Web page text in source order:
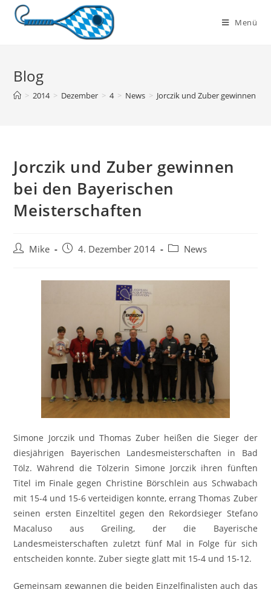
Zum
Inhalt
Menü
Blog
> 2014 > Dezember > 4 > News > Jorczik und Zuber gewinnen
Jorczik und Zuber gewinnen
bei den Bayerischen
Meisterschaften
Beitrags-
Mike
Beitrag4. Dezember 2014
Beitrags-
News
Simone Jorczik und Thomas Zuber heißen die Sieger der
diesjährigen Bayerischen Landesmeisterschaften in Bad
Tölz. Während die Tölzerin Simone Jorczik ihren fünften
Titel im Finale gegen Christine Börschlein aus Schwabach
mit 15-4 und 15-6 verteidigen konnte, errang Thomas Zuber
seinen ersten Einzeltitel gegen den Rekordsieger Stefano
Macaluso aus Greiling, der die Bayerische
Landesmeisterschaften zuletzt fünf Mal in Folge für sich
entscheiden konnte. Zuber siegte glatt mit 15-4 und 15-12.
Gemeinsam gewannen die beiden Einzelfinalisten auch das